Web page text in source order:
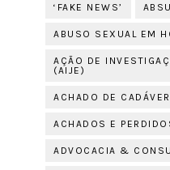
‘FAKE NEWS’
ABUSO SEXUAL EM
AÇÃO DE
(AIJE)
ACHADO DE CADÁVER
ACHADOS E
ADVOCACIA &